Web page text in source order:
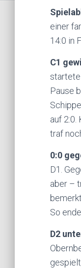
einer
14:0 in
C1
startete
Pause
auf 2:0.
traf
0:0
D1.
aber –
So
D2